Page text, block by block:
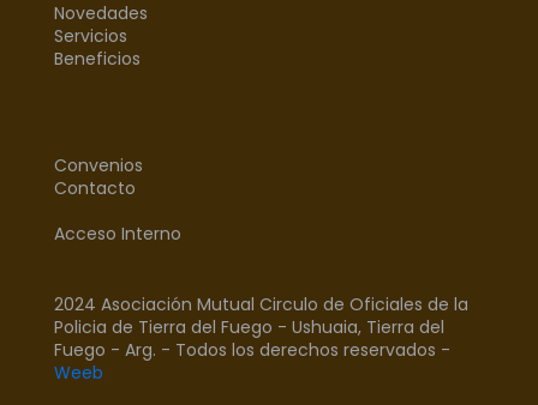
Novedades
Servicios
Beneficios
Convenios
Contacto
Acceso Interno
2024 Asociación Mutual Circulo de Oficiales de la
Policia de Tierra del Fuego - Ushuaia, Tierra del
Fuego - Arg. - Todos los derechos reservados -
Weeb